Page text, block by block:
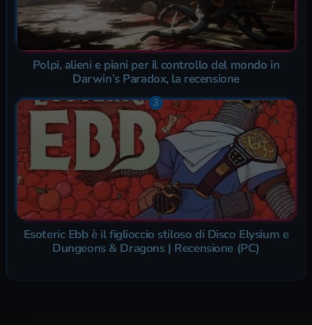
Polpi, alieni e piani per il controllo del mondo in
Darwin’s Paradox, la recensione
Esoteric Ebb è il figlioccio stiloso di Disco Elysium e
Dungeons & Dragons | Recensione (PC)